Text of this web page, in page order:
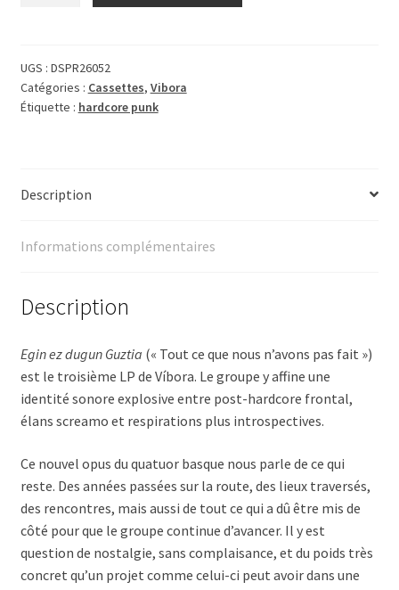
-
Egin
ez
UGS : DSPR26052
Catégories : Cassettes, Vibora
Étiquette : hardcore punk
Description
Informations complémentaires
Description
Egin ez dugun Guztia (« Tout ce que nous n’avons pas fait »)
est le troisième LP de Víbora. Le groupe y affine une
identité sonore explosive entre post-hardcore frontal,
élans screamo et respirations plus introspectives.
Ce nouvel opus du quatuor basque nous parle de ce qui
reste. Des années passées sur la route, des lieux traversés,
des rencontres, mais aussi de tout ce qui a dû être mis de
côté pour que le groupe continue d’avancer. Il y est
question de nostalgie, sans complaisance, et du poids très
concret qu’un projet comme celui-ci peut avoir dans une